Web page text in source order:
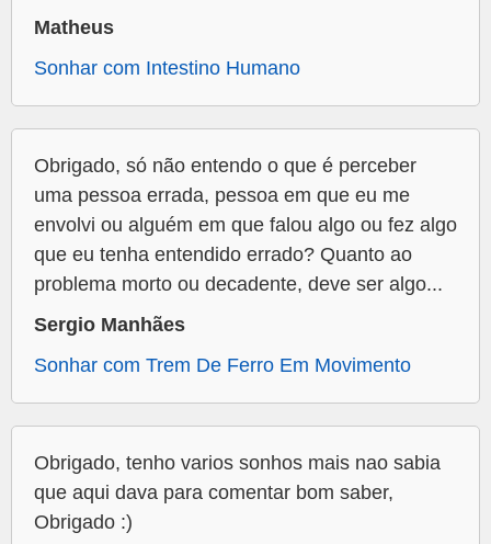
Matheus
Sonhar com Intestino Humano
Obrigado, só não entendo o que é perceber
uma pessoa errada, pessoa em que eu me
envolvi ou alguém em que falou algo ou fez algo
que eu tenha entendido errado? Quanto ao
problema morto ou decadente, deve ser algo...
Sergio Manhães
Sonhar com Trem De Ferro Em Movimento
Obrigado, tenho varios sonhos mais nao sabia
que aqui dava para comentar bom saber,
Obrigado :)